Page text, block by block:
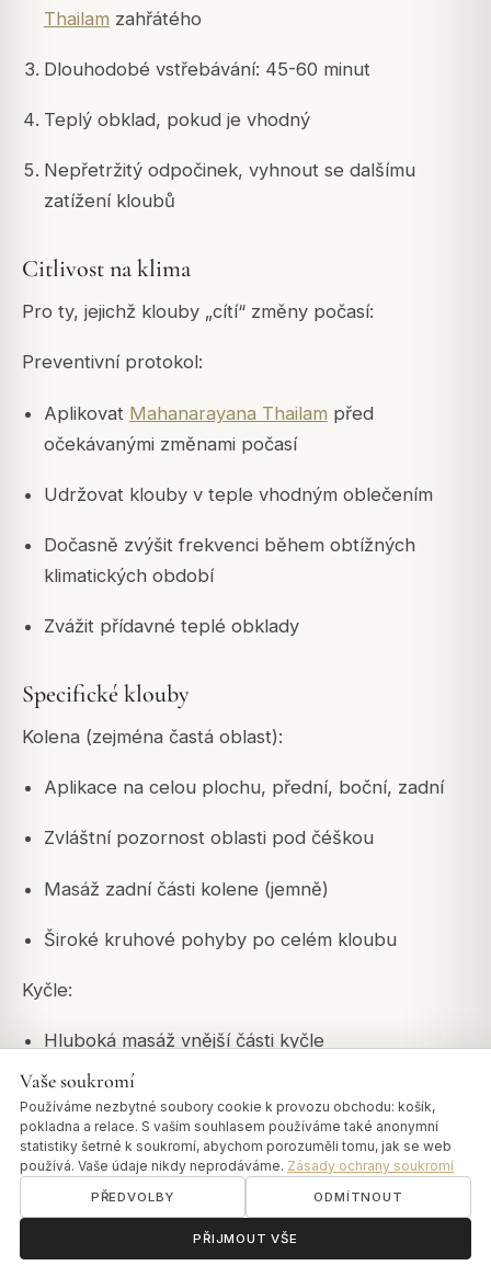
Thailam zahřátého
Dlouhodobé vstřebávání: 45-60 minut
Teplý obklad, pokud je vhodný
Nepřetržitý odpočinek, vyhnout se dalšímu
zatížení kloubů
Citlivost na klima
Pro ty, jejichž klouby „cítí“ změny počasí:
Preventivní protokol:
Aplikovat Mahanarayana Thailam před
očekávanými změnami počasí
Udržovat klouby v teple vhodným oblečením
Dočasně zvýšit frekvenci během obtížných
klimatických období
Zvážit přídavné teplé obklady
Specifické klouby
Kolena (zejména častá oblast):
Aplikace na celou plochu, přední, boční, zadní
Zvláštní pozornost oblasti pod čéškou
Masáž zadní části kolene (jemně)
Široké kruhové pohyby po celém kloubu
Kyčle:
Hluboká masáž vnější části kyčle
Kruhové pohyby po celé oblasti
Zahrnout spodní část zad a hýždě
Jemná mobilizace nohy během masáže
ॐ
Vaše soukromí
Používáme nezbytné soubory cookie k provozu obchodu: košík,
pokladna a relace. S vaším souhlasem používáme také anonymní
statistiky šetrné k soukromí, abychom porozuměli tomu, jak se web
používá. Vaše údaje nikdy neprodáváme. Zásady ochrany soukromí
PŘEDVOLBY ODMÍTNOUT
PŘIJMOUT VŠE